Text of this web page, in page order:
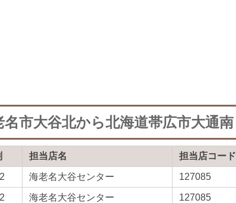
名市大谷北から北海道帯広市大通南
担当店名 担当店コード
海老名大谷センター 127085
海老名大谷センター 127085